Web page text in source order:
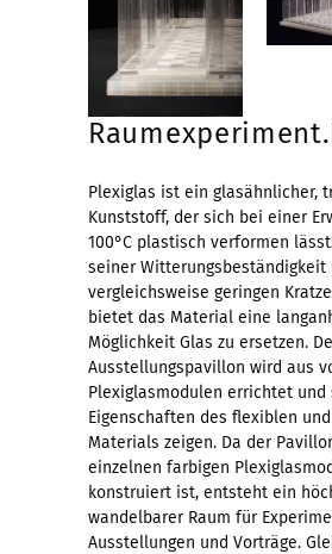
Plexiglas ist ein glasähnlicher,
Kunststoff, der sich bei einer
100°C plastisch verformen
seiner Witterungsbeständigkeit
vergleichsweise geringen
bietet das Material eine
Möglichkeit Glas zu ersetzen.
Ausstellungspavillon wird aus
Plexiglasmodulen errichtet und
Eigenschaften des flexiblen
Materials zeigen. Da der
einzelnen farbigen
konstruiert ist, entsteht ein
wandelbarer Raum für
Ausstellungen und Vorträge.